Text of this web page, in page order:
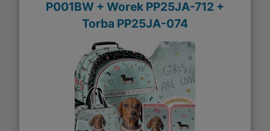
P001BW + Worek PP25JA-712 +
Torba PP25JA-074